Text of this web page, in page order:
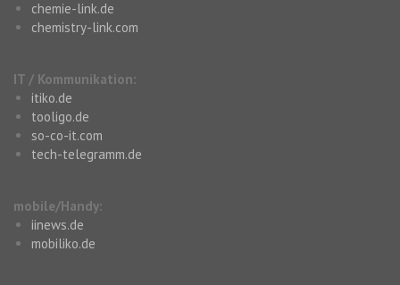
chemie-link.de
chemistry-link.com
IT / Kommunikation:
itiko.de
tooligo.de
so-co-it.com
tech-telegramm.de
mobile/Handy:
iinews.de
mobiliko.de